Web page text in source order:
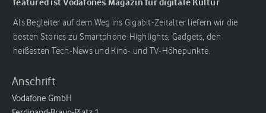
Als Begleiter auf dem Weg ins Gigabit-Zeitalter liefern wir die
besten Stories zu Smartphone-Highlights, Gadgets, den
heißesten Tech-News und Kino- und TV-Höhepunkte.
Anschrift
Vodafone GmbH